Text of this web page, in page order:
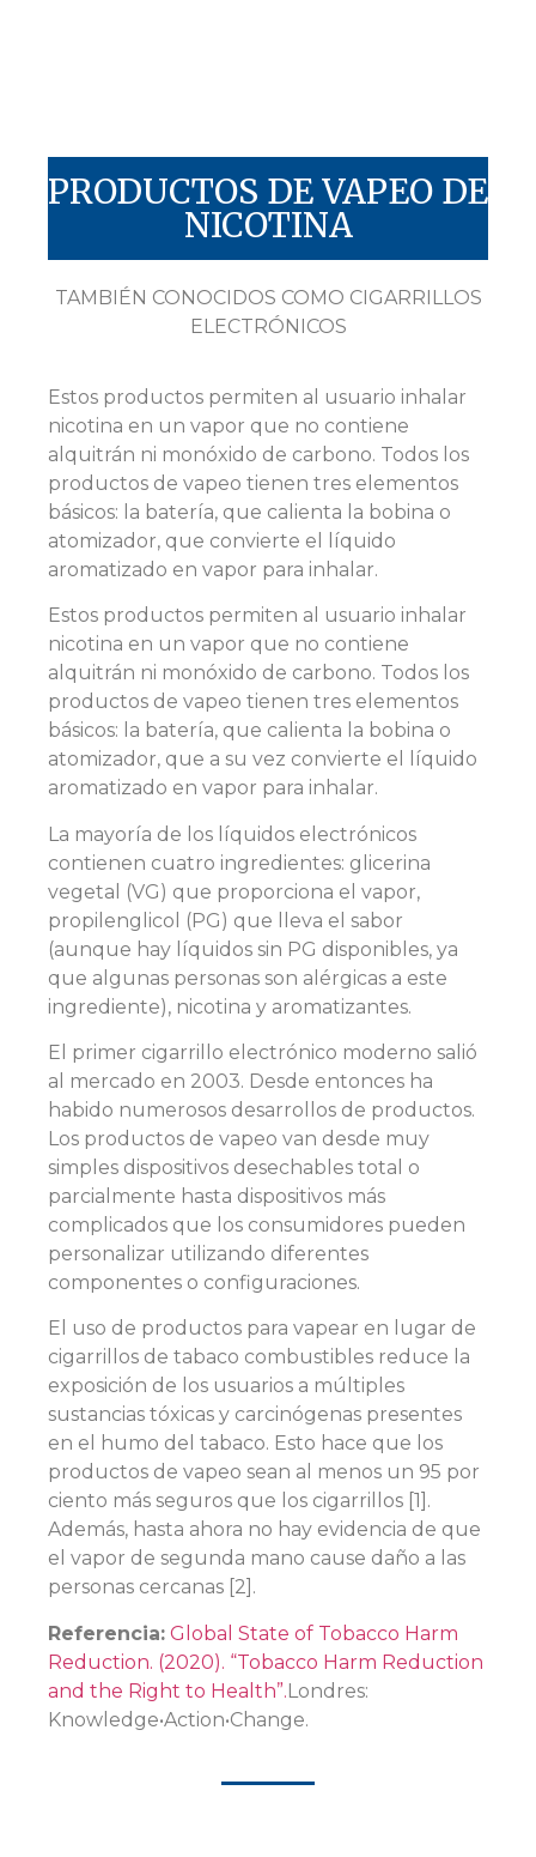
PRODUCTOS DE VAPEO DE
NICOTINA
TAMBIÉN CONOCIDOS COMO CIGARRILLOS
ELECTRÓNICOS
Estos productos permiten al usuario inhalar
nicotina en un vapor que no contiene
alquitrán ni monóxido de carbono. Todos los
productos de vapeo tienen tres elementos
básicos: la batería, que calienta la bobina o
atomizador, que convierte el líquido
aromatizado en vapor para inhalar.
Estos productos permiten al usuario inhalar
nicotina en un vapor que no contiene
alquitrán ni monóxido de carbono. Todos los
productos de vapeo tienen tres elementos
básicos: la batería, que calienta la bobina o
atomizador, que a su vez convierte el líquido
aromatizado en vapor para inhalar.
La mayoría de los líquidos electrónicos
contienen cuatro ingredientes: glicerina
vegetal (VG) que proporciona el vapor,
propilenglicol (PG) que lleva el sabor
(aunque hay líquidos sin PG disponibles, ya
que algunas personas son alérgicas a este
ingrediente), nicotina y aromatizantes.
El primer cigarrillo electrónico moderno salió
al mercado en 2003. Desde entonces ha
habido numerosos desarrollos de productos.
Los productos de vapeo van desde muy
simples dispositivos desechables total o
parcialmente hasta dispositivos más
complicados que los consumidores pueden
personalizar utilizando diferentes
componentes o configuraciones.
El uso de productos para vapear en lugar de
cigarrillos de tabaco combustibles reduce la
exposición de los usuarios a múltiples
sustancias tóxicas y carcinógenas presentes
en el humo del tabaco. Esto hace que los
productos de vapeo sean al menos un 95 por
ciento más seguros que los cigarrillos [1].
Además, hasta ahora no hay evidencia de que
el vapor de segunda mano cause daño a las
personas cercanas [2].
Referencia: Global State of Tobacco Harm
Reduction. (2020). “Tobacco Harm Reduction
and the Right to Health”.Londres:
Knowledge•Action•Change.